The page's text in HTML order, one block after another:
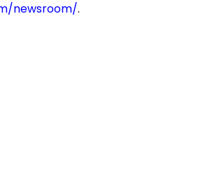
newsroom/.